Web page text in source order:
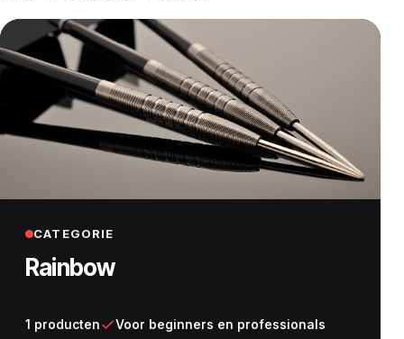
CATEGORIE
Rainbow
1 producten Voor beginners en professionals